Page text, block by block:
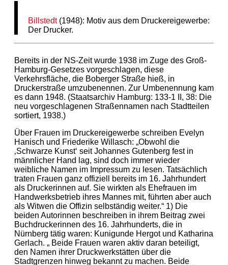
Billstedt(1948): Motiv aus dem Druckereigewerbe:
Der Drucker.
Bereits in der NS-Zeit wurde 1938 im Zuge des Groß-
Hamburg-Gesetzes vorgeschlagen, diese
Verkehrsfläche, die Boberger Straße hieß, in
Druckerstraße umzubenennen. Zur Umbenennung kam
es dann 1948. (Staatsarchiv Hamburg: 133-1 II, 38: Die
neu vorgeschlagenen Straßennamen nach Stadtteilen
sortiert, 1938.)
Über Frauen im Druckereigewerbe schreiben Evelyn
Hanisch und Friederike Willasch: „Obwohl die
‚Schwarze Kunst‘ seit Johannes Gutenberg fest in
männlicher Hand lag, sind doch immer wieder
weibliche Namen im Impressum zu lesen. Tatsächlich
traten Frauen ganz offiziell bereits im 16. Jahrhundert
als Druckerinnen auf. Sie wirkten als Ehefrauen im
Handwerksbetrieb ihres Mannes mit, führten aber auch
als Witwen die Offizin selbständig weiter.“ 1) Die
beiden Autorinnen beschreiben in ihrem Beitrag zwei
Buchdruckerinnen des 16. Jahrhunderts, die in
Nürnberg tätig waren: Kunigunde Hergot und Katharina
Gerlach. „ Beide Frauen waren aktiv daran beteiligt,
den Namen ihrer Druckwerkstätten über die
Stadtgrenzen hinweg bekannt zu machen. Beide